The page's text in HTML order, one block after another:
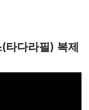
다라필) 복제